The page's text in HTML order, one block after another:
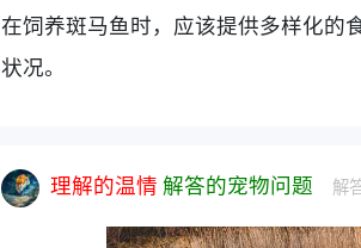
在饲养斑马鱼时，应该提供多样化的
状况。
理解的温情 解答的宠物问题 解